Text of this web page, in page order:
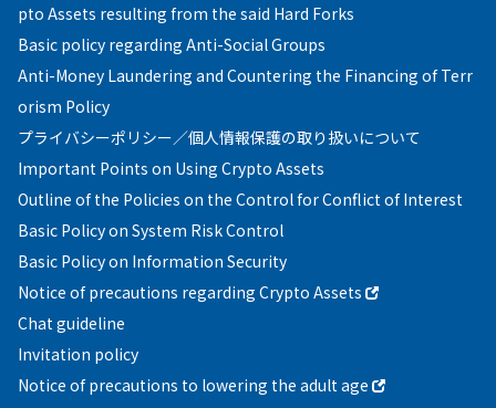
pto Assets resulting from the said Hard Forks
Basic policy regarding Anti-Social Groups
Anti-Money Laundering and Countering the Financing of Terr
orism Policy
プライバシーポリシー／個人情報保護の取り扱いについて
Important Points on Using Crypto Assets
Outline of the Policies on the Control for Conflict of Interest
Basic Policy on System Risk Control
Basic Policy on Information Security
Notice of precautions regarding Crypto Assets
Chat guideline
Invitation policy
Notice of precautions to lowering the adult age